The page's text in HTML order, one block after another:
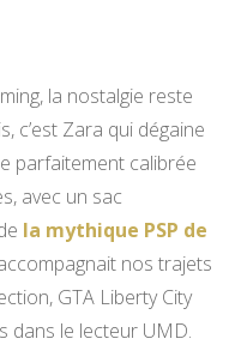
la nostalgie reste
c’est Zara qui dégaine
parfaitement calibrée
avec un sac
la mythique PSP de
nos trajets
GTA Liberty City
dans le lecteur UMD.